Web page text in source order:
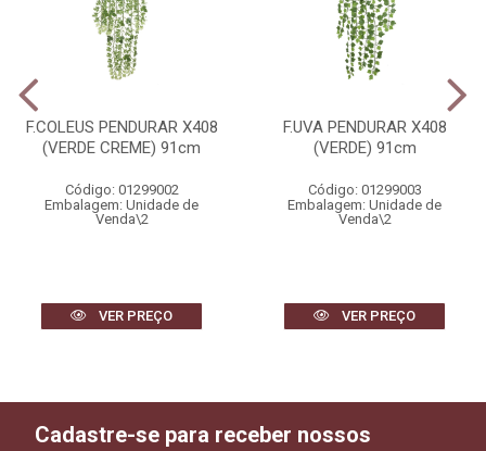
F.COLEUS PENDURAR X408
(VERDE CREME) 91cm
Código: 01299002
Embalagem: Unidade de
Venda\2
VER PREÇO
F.UVA PENDURAR X408
(VERDE) 91cm
Código: 01299003
Embalagem: Unidade de
Venda\2
VER PREÇO
Cadastre-se para receber nossos